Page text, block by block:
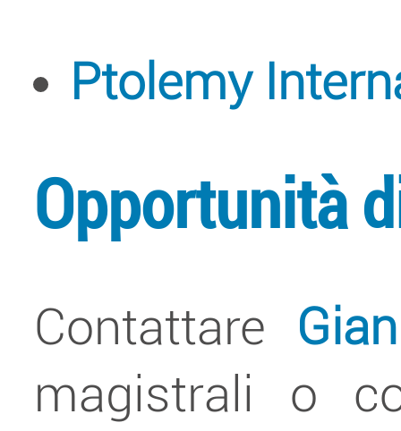
Ptolemy
Opportunità
Contattare
magistrali o